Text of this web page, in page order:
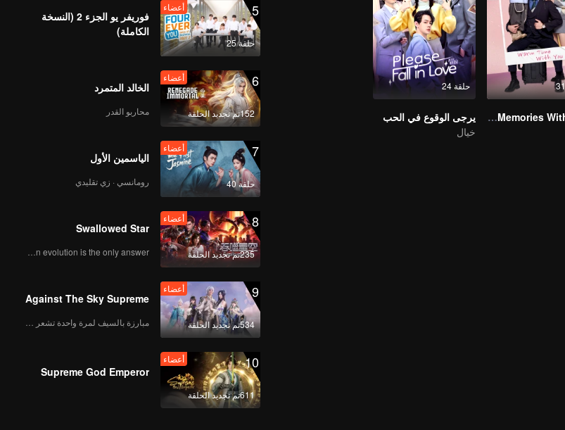
My Memories With You
حلقة 24
يرجى الوقوع في الحب
خيال
5
حلقة 25
أعضاء
فوريفر يو الجزء 2 (النسخة
الكاملة)
6
152تم تجديد الحلقة
أعضاء
الخالد المتمرد
محاربو القدر
7
حلقة 40
أعضاء
الياسمين الأول
رومانسي · زي تقليدي
8
235تم تجديد الحلقة
أعضاء
Swallowed Star
Human evolution is the only answer.
9
534تم تجديد الحلقة
أعضاء
Against The Sky Supreme
10
611تم تجديد الحلقة
أعضاء
Supreme God Emperor